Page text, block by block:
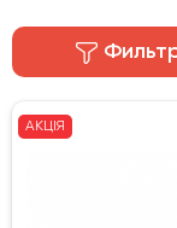
АКЦІЯ